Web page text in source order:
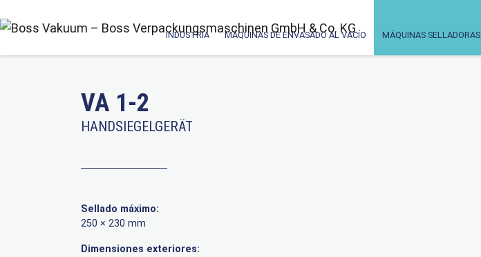
INDUSTRIA MÁQUINAS DE ENVASADO AL VACÍO MÁQUINAS SELLADORAS
VA 1-2
HANDSIEGELGERÄT
Sellado máximo:
250 × 230 mm
Dimensiones exteriores: